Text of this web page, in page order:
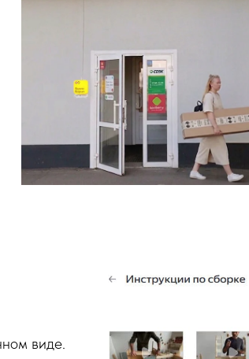
виде.